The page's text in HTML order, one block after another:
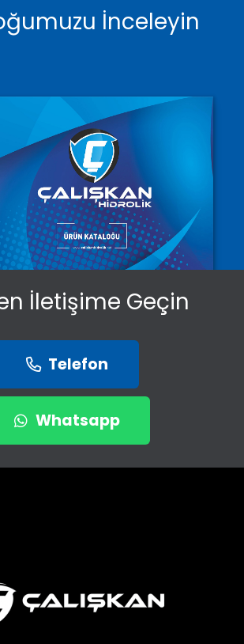
İnceleyin
İletişime Geçin
Telefon
Whatsapp